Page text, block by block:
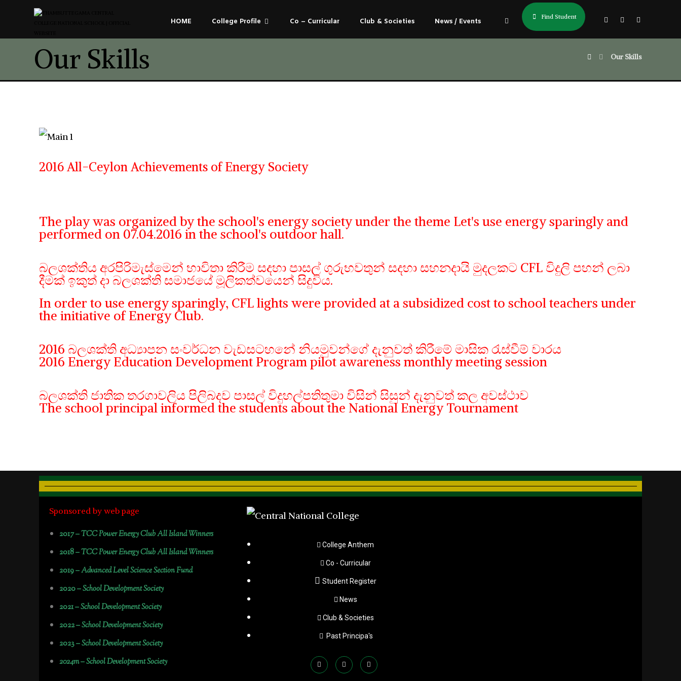
HOME College Profile Co – Curricular Club & Societies News / Events
Find Student
Our Skills Our Skills
2016 All-Ceylon Achievements of Energy Society
The play was organized by the school's energy society under the theme Let's use energy sparingly and
performed on 07.04.2016 in the school's outdoor hall.
බලශක්තිය අරපිරිමැස්මෙන් භාවිතා කිරීම සදහා පාසල් ගුරුභවතුන් සදහා සහනදායි මුදලකට CFL විදුලි පහන් ලබා
දීමක් ඉකුත් දා බලශක්ති සමාජයේ මූලිකත්වයෙන් සිදුවිය.
In order to use energy sparingly, CFL lights were provided at a subsidized cost to school teachers under
the initiative of Energy Club.
2016 බලශක්ති අධ්‍යාපන සංවර්ධන වැඩසටහනේ නියමුවන්ගේ දැනුවත් කිරීමේ මාසික රැස්වීම් වාරය
2016 Energy Education Development Program pilot awareness monthly meeting session
බලශක්ති ජාතික තරගාවලිය පිලිබදව පාසල් විදුහල්පතිතුමා විසින් සිසුන් දැනුවත් කල අවස්ථාව
The school principal informed the students about the National Energy Tournament
Sponsored by web page
2017 –TCC Power Energy Club All Island Winners
2018 –TCC Power Energy Club All Island Winners
2019 –Advanced Level Science Section Fund
2020 –School Development Society
2021 –School Development Society
2022 –School Development Society
2023 –School Development Society
2024m – School Development Society
College Anthem
Co - Curricular
Student Register
News
Club & Societies
Past Principa's